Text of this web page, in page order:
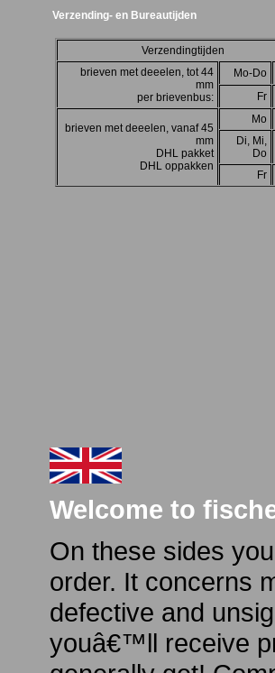
Verzending- en Bureautijden
Verzendingtijden
brieven met deeelen, tot 44
mm
per brievenbus:
Mo-Do
Fr
brieven met deeelen, vanaf 45
mm
DHL pakket
DHL oppakken
Mo
Di, Mi,
Do
Fr
Welcome to
On these sides
order. It concerns
defective and
youâ€™ll receive